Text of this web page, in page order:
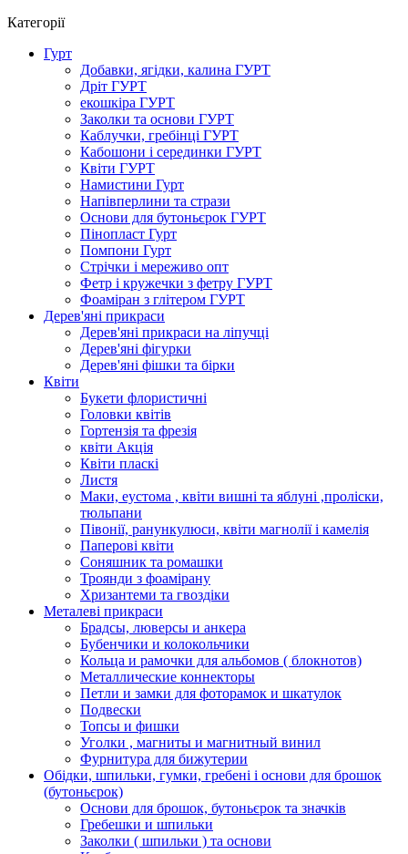
Категорії
Гурт
Добавки, ягідки, калина ГУРТ
Дріт ГУРТ
екошкіра ГУРТ
Заколки та основи ГУРТ
Каблучки, гребінці ГУРТ
Кабошони і серединки ГУРТ
Квіти ГУРТ
Намистини Гурт
Напівперлини та стрази
Основи для бутоньєрок ГУРТ
Пінопласт Гурт
Помпони Гурт
Стрічки і мереживо опт
Фетр і кружечки з фетру ГУРТ
Фоаміран з глітером ГУРТ
Дерев'яні прикраси
Дерев'яні прикраси на ліпучці
Дерев'яні фігурки
Дерев'яні фішки та бірки
Квіти
Букети флористичні
Головки квітів
Гортензія та фрезія
квіти Акція
Квіти пласкі
Листя
Маки, еустома , квіти вишні та яблуні ,проліски,
тюльпани
Півонії, ранункулюси, квіти магнолії і камелія
Паперові квіти
Соняшник та ромашки
Троянди з фоамірану
Хризантеми та гвоздіки
Металеві прикраси
Брадсы, люверсы и анкера
Бубенчики и колокольчики
Кольца и рамочки для альбомов ( блокнотов)
Металлические коннекторы
Петли и замки для фоторамок и шкатулок
Подвески
Топсы и фишки
Уголки , магниты и магнитный винил
Фурнитура для бижутерии
Обідки, шпильки, гумки, гребені і основи для брошок
(бутоньєрок)
Основи для брошок, бутоньєрок та значків
Гребешки и шпильки
Заколки ( шпильки ) та основи